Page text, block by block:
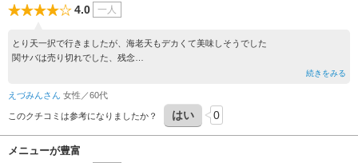
4.0 一人
とり天一択で行きましたが、海老天もデカくて美味しそうでした
関サバは売り切れでした、残念
続きをみる
えづみんさん 女性／60代
このクチコミは参考になりましたか？ はい 0
メニューが豊富